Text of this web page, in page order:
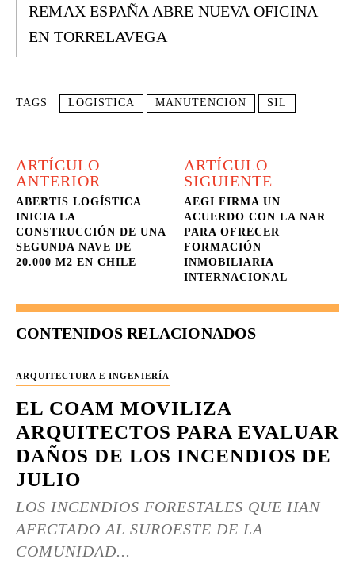
REMAX ESPAÑA ABRE NUEVA OFICINA
EN TORRELAVEGA
TAGS LOGISTICA MANUTENCION SIL
ARTÍCULO
ANTERIOR
ABERTIS LOGÍSTICA
INICIA LA
CONSTRUCCIÓN DE UNA
SEGUNDA NAVE DE
20.000 M2 EN CHILE
ARTÍCULO
SIGUIENTE
AEGI FIRMA UN
ACUERDO CON LA NAR
PARA OFRECER
FORMACIÓN
INMOBILIARIA
INTERNACIONAL
CONTENIDOS RELACIONADOS
ARQUITECTURA E INGENIERÍA
EL COAM MOVILIZA
ARQUITECTOS PARA EVALUAR
DAÑOS DE LOS INCENDIOS DE
JULIO
LOS INCENDIOS FORESTALES QUE HAN
AFECTADO AL SUROESTE DE LA
COMUNIDAD...